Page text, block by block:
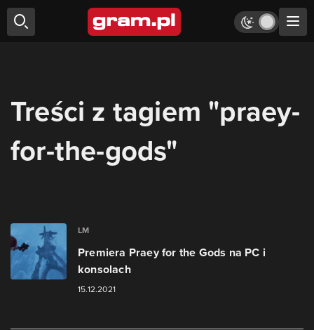
Treści z tagiem "praey-
for-the-gods"
LM
Premiera Praey for the Gods na PC i
konsolach
15.12.2021